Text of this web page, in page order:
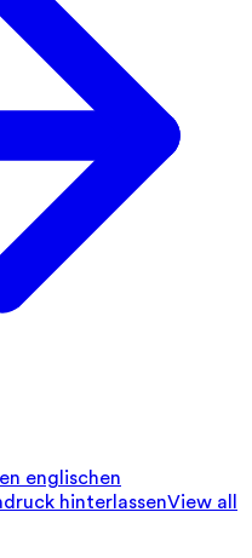
englischen
hinterlassenView all